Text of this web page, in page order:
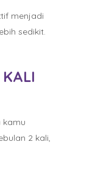
menjadi
sedikit.
2 kali,